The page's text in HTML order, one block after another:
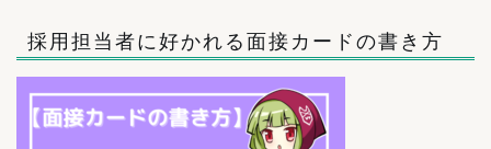
採用担当者に好かれる面接カードの書き方